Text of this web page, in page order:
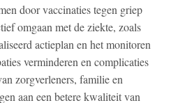
door vaccinaties tegen griep
omgaan met de ziekte, zoals
actieplan en het monitoren
verminderen en complicaties
zorgverleners, familie en
aan een betere kwaliteit van